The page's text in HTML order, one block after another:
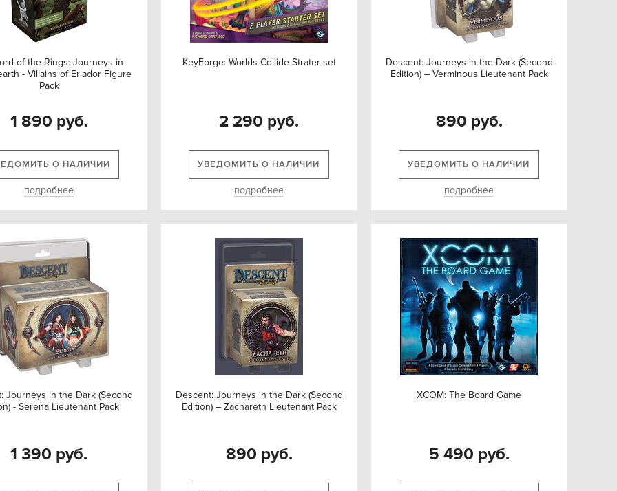
of the Rings: Journeys in
- Villains of Eriador Figure
Pack
1 890 руб.
О НАЛИЧИИ
подробнее
KeyForge: Worlds Collide Strater set
2 290 руб.
УВЕДОМИТЬ О НАЛИЧИИ
подробнее
Descent: Journeys in the Dark (Second
Edition) – Verminous Lieutenant Pack
890 руб.
УВЕДОМИТЬ О НАЛИЧИИ
подробнее
Journeys in the Dark (Second
- Serena Lieutenant Pack
1 390 руб.
Descent: Journeys in the Dark (Second
Edition) – Zachareth Lieutenant Pack
890 руб.
XCOM: The Board Game
5 490 руб.